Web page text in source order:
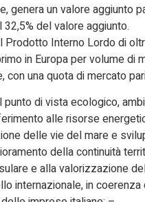
genera un valore aggiunto
del valore aggiunto.
Prodotto Interno Lordo di
in Europa per volume di
una quota di mercato
di vista ecologico,
alle risorse
delle vie del mare e
della continuità
e alla valorizzazione
internazionale, in coerenza